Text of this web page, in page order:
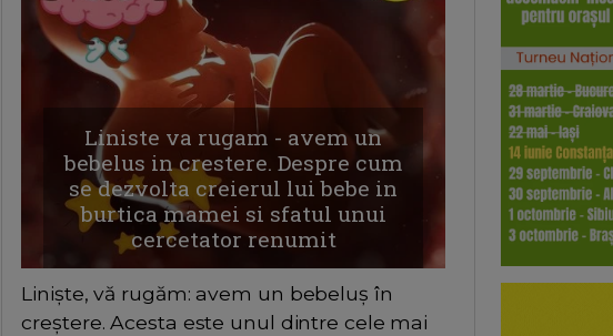
Liniste va rugam - avem un
bebelus in crestere. Despre cum
se dezvolta creierul lui bebe in
burtica mamei si sfatul unui
cercetator renumit
Liniște, vă rugăm: avem un bebeluș în
creștere. Acesta este unul dintre cele mai